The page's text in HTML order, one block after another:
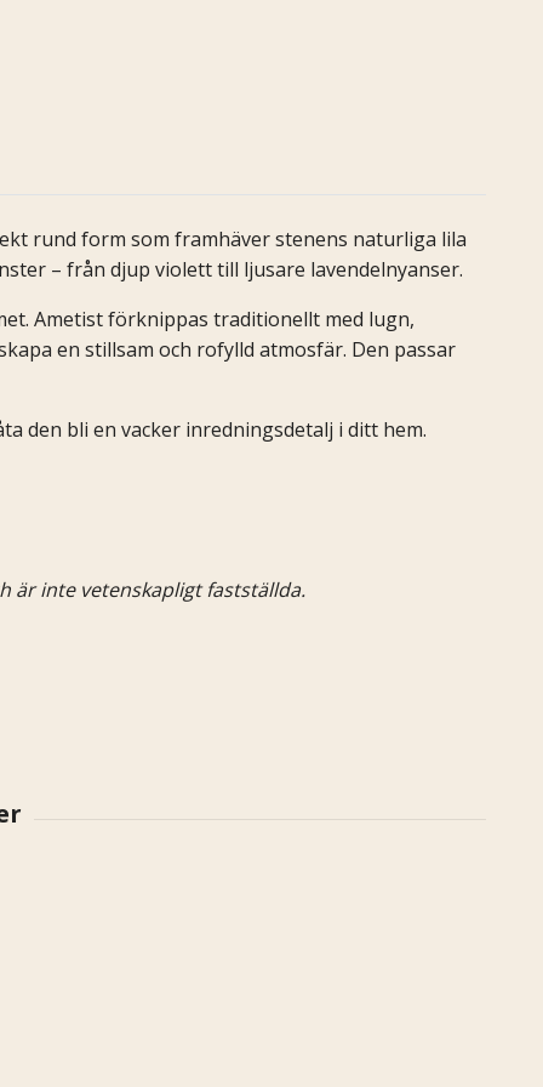
rund form som framhäver stenens naturliga lila
– från djup violett till ljusare lavendelnyanser.
Ametist förknippas traditionellt med lugn,
en stillsam och rofylld atmosfär. Den passar
den bli en vacker inredningsdetalj i ditt hem.
är inte vetenskapligt fastställda.